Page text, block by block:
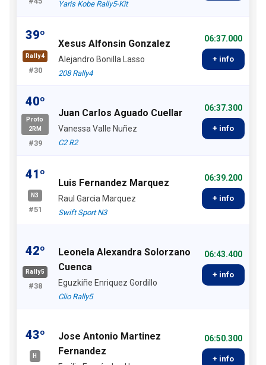
Yaris Kobe Rally5-Kit
39º
Rally4
#30
Xesus Alfonsin Gonzalez
Alejandro Bonilla Lasso
208 Rally4
06:37.000
+ info
40º
Proto
2RM
#39
Juan Carlos Aguado Cuellar
Vanessa Valle Nuñez
C2 R2
06:37.300
+ info
41º
N3
#51
Luis Fernandez Marquez
Raul Garcia Marquez
Swift Sport N3
06:39.200
+ info
42º
Rally5
#38
Leonela Alexandra Solorzano
Cuenca
Eguzkiñe Enriquez Gordillo
Clio Rally5
06:43.400
+ info
43º
H
Jose Antonio Martinez
Fernandez
06:50.300
+ info